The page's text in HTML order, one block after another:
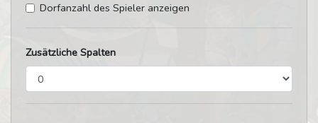
Dorfanzahl des Spieler anzeigen
Zusätzliche Spalten